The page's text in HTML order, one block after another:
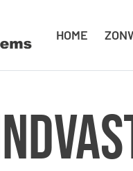
HOME